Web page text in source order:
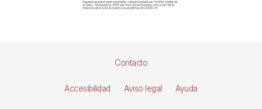
Contacto
Accesibilidad Aviso legal Ayuda